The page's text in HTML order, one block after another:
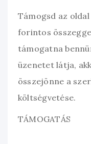
Támogsd az
forintos
támogatna
üzenetet látja,
összejönne a
költségvetése.
TÁMOGATÁS